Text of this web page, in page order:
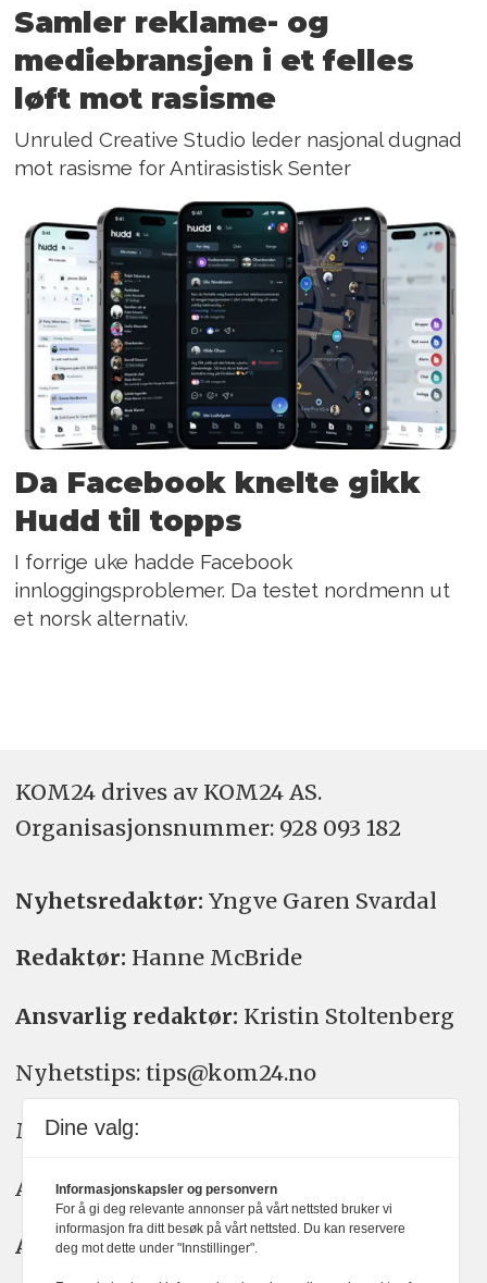
Samler reklame- og
mediebransjen i et felles
løft mot rasisme
Unruled Creative Studio leder nasjonal dugnad
mot rasisme for Antirasistisk Senter
Da Facebook knelte gikk
Hudd til topps
I forrige uke hadde Facebook
innloggingsproblemer. Da testet nordmenn ut
et norsk alternativ.
KOM24 drives av KOM24 AS.
Organisasjons­nummer: 928 093 182
Nyhetsredaktør: Yngve Garen Svardal
Redaktør: Hanne McBride
Ansvarlig redaktør: Kristin Stoltenberg
Nyhetstips: tips@kom24.no
Meninger: meninger@kom24.no
Annonse: annonse@watchmedia.no
Abonnement:kom24@watchmedia.no
Dine valg:
Informasjonskapsler og personvern
For å gi deg relevante annonser på vårt nettsted bruker vi
informasjon fra ditt besøk på vårt nettsted. Du kan reservere
deg mot dette under "Innstillinger".